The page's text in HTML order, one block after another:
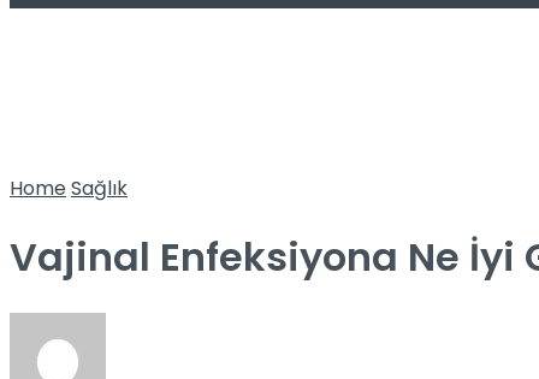
HomeSağlık
Vajinal Enfeksiyona Ne İyi